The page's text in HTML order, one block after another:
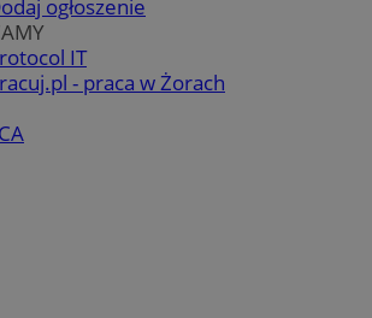
ogłoszenie
IT
- praca w Żorach